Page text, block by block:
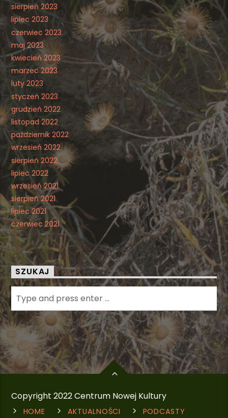
sierpień 2023
lipiec 2023
czerwiec 2023
maj 2023
kwiecień 2023
marzec 2023
luty 2023
styczeń 2023
grudzień 2022
listopad 2022
październik 2022
wrzesień 2022
sierpień 2022
lipiec 2022
wrzesień 2021
sierpień 2021
lipiec 2021
czerwiec 2021
SZUKAJ
Copyright 2022 Centrum Nowej Kultury
HOME AKTUALNOŚCI PODCASTY